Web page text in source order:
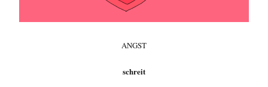
ANGST
schreit